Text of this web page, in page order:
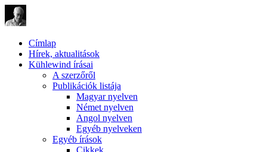
Címlap
Hírek, aktualitások
Kühlewind írásai
A szerzőről
Publikációk listája
Magyar nyelven
Német nyelven
Angol nyelven
Egyéb nyelveken
Egyéb írások
Cikkek